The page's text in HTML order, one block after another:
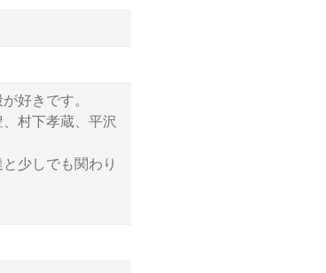
好きです。
村下孝蔵、平沢
少しでも関わり